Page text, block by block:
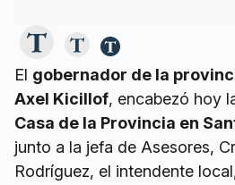
El gobernador de la
Axel Kicillof, encabezó hoy
Casa de la Provincia en
junto a la jefa de Asesores,
Rodríguez, el intendente